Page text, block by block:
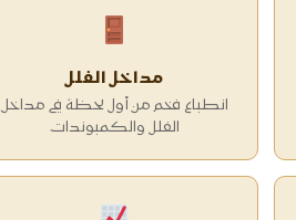
مداخل الفلل
انطباع فخم من أول لحظة في مداخل
الفلل والكمبوندات